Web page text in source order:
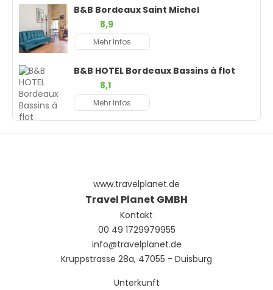
B&B Bordeaux Saint Michel
8,9
Mehr Infos
B&B HOTEL Bordeaux Bassins à flot
8,1
Mehr Infos
www.travelplanet.de
Travel Planet GMBH
Kontakt
00 49 1729979955
info@travelplanet.de
Kruppstrasse 28a, 47055 - Duisburg
Unterkunft